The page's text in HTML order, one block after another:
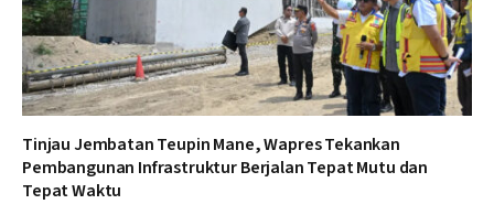
Tinjau Jembatan Teupin Mane, Wapres Tekankan
Pembangunan Infrastruktur Berjalan Tepat Mutu dan
Tepat Waktu